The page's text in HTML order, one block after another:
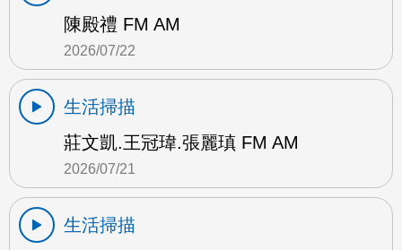
陳殿禮 FM AM
2026/07/22
生活掃描
莊文凱.王冠瑋.張麗瑱 FM AM
2026/07/21
生活掃描